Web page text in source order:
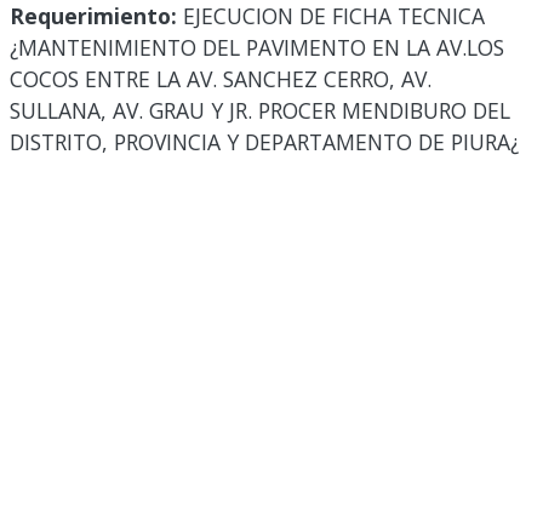
Requerimiento: EJECUCION DE FICHA TECNICA
¿MANTENIMIENTO DEL PAVIMENTO EN LA AV.LOS
COCOS ENTRE LA AV. SANCHEZ CERRO, AV.
SULLANA, AV. GRAU Y JR. PROCER MENDIBURO DEL
DISTRITO, PROVINCIA Y DEPARTAMENTO DE PIURA¿